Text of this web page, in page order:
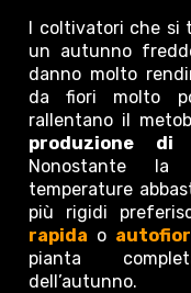
I coltivatori che si
un autunno
danno molto
da fiori molto
rallentano il
produzione di
Nonostante la
temperature
più rigidi
rapida o
pianta
dell’autunno.